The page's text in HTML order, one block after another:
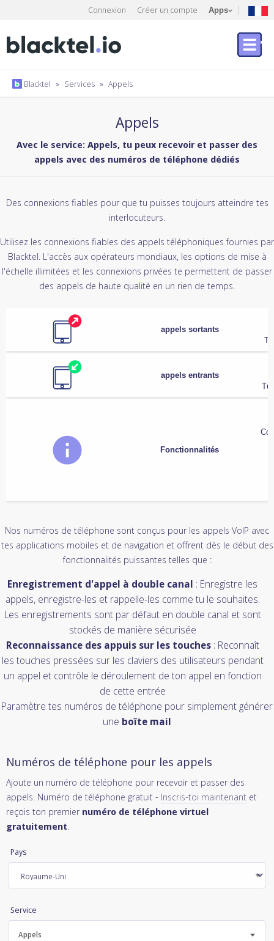
Connexion Créer un compte Apps
Blacktel » Services » Appels
Appels
Avec le service: Appels, tu peux recevoir et passer des
appels avec des numéros de téléphone dédiés
Des connexions fiables pour que tu puisses toujours atteindre tes
interlocuteurs.
Utilisez les connexions fiables des appels téléphoniques fournies par
Blacktel. L'accès aux opérateurs mondiaux, les options de mise à
l'échelle illimitées et les connexions privées te permettent de passer
des appels de haute qualité en un rien de temps.
appels sortants
appels entrants
Tu
Fonctionnalités
Nos numéros de téléphone sont conçus pour les appels VoIP avec
tes applications mobiles et de navigation et offrent dès le début des
fonctionnalités puissantes telles que :
Enregistrement d'appel à double canal : Enregistre les
appels, enregistre-les et rappelle-les comme tu le souhaites.
Les enregistrements sont par défaut en double canal et sont
stockés de manière sécurisée
Reconnaissance des appuis sur les touches: Reconnaît
les touches pressées sur les claviers des utilisateurs pendant
un appel et contrôle le déroulement de ton appel en fonction
de cette entrée
Paramètre tes numéros de téléphone pour simplement générer
une boîte mail
Numéros de téléphone pour les appels
Ajoute un numéro de téléphone pour recevoir et passer des
appels. Numéro de téléphone gratuit - Inscris-toi maintenant et
reçois ton premier numéro de téléphone virtuel
gratuitement.
Pays
Service
Appels